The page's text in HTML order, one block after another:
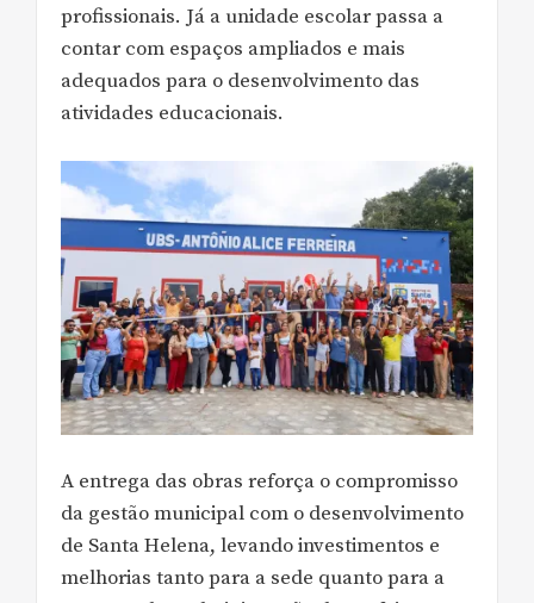
profissionais. Já a unidade escolar passa a
contar com espaços ampliados e mais
adequados para o desenvolvimento das
atividades educacionais.
A entrega das obras reforça o compromisso
da gestão municipal com o desenvolvimento
de Santa Helena, levando investimentos e
melhorias tanto para a sede quanto para a